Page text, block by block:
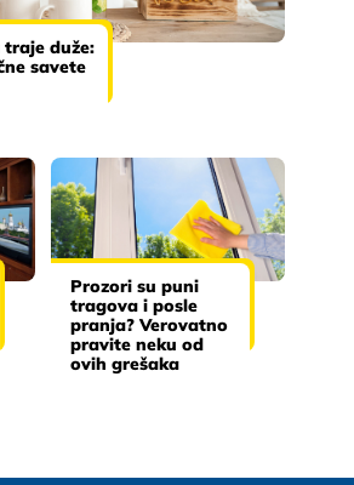
traje duže:
savete
Prozori su puni
tragova i posle
pranja? Verovatno
pravite neku od
ovih grešaka